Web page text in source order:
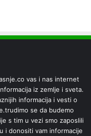
vas i nas internet
iz zemlje i sveta.
informacija i vesti o
se da budemo
s tim u vezi smo zaposlili
i donositi vam informacije